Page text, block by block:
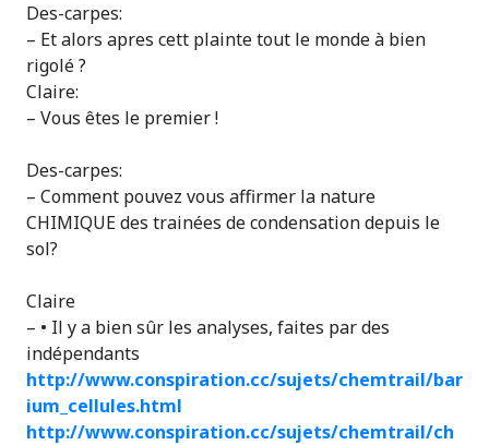
Des-carpes:
– Et alors apres cett plainte tout le monde à bien
rigolé ?
Claire:
– Vous êtes le premier !
Des-carpes:
– Comment pouvez vous affirmer la nature
CHIMIQUE des trainées de condensation depuis le
sol?
Claire
– • Il y a bien sûr les analyses, faites par des
indépendants
http://www.conspiration.cc/sujets/chemtrail/bar
ium_cellules.html
http://www.conspiration.cc/sujets/chemtrail/ch